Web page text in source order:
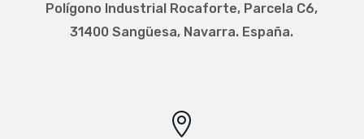
Polígono Industrial Rocaforte, Parcela C6,
31400 Sangüesa, Navarra. España.
